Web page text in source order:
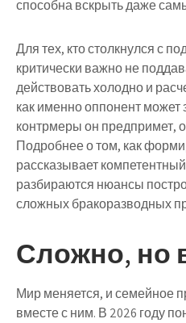
способна вскрыть даже
Для тех, кто столкнулся с
критически важно не
действовать холодно и
как именно оппонент может
контрмеры он предпримет,
Подробнее о том, как
рассказывает компетентный
разбираются нюансы
сложных бракоразводных
Сложно, но
Мир меняется, и семейное
вместе с ним. В 2026 году